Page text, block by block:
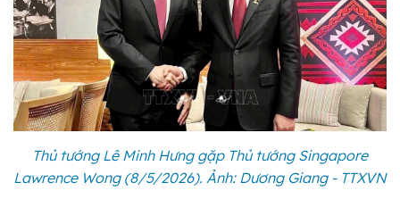
Thủ tướng Lê Minh Hưng gặp Thủ tướng Singapore
Lawrence Wong (8/5/2026). Ảnh: Dương Giang - TTXVN